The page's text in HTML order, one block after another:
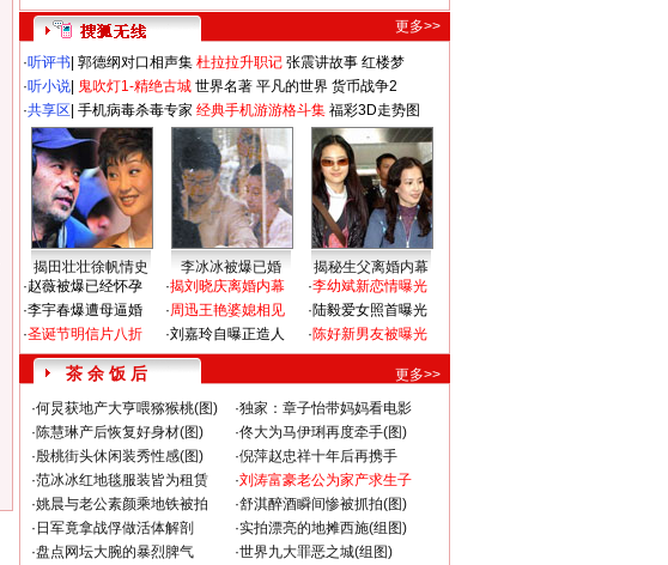
更多>>
·听评书 郭德纲对口相声集 杜拉拉升职记 张震讲故事 红楼梦
·听小说 鬼吹灯1-精绝古城 世界名著 平凡的世界 货币战争2
·共享区 手机病毒杀毒专家 经典手机游游格斗集 福彩3D走势图
揭田壮壮徐帆情史 李冰冰被爆已婚
揭秘生父离婚内幕
·赵薇被爆已经怀孕
·李宇春爆遭母逼婚
·圣诞节明信片八折
·揭刘晓庆离婚内幕
·周迅王艳婆媳相见
·刘嘉玲自曝正造人
·李幼斌新恋情曝光
·陆毅爱女照首曝光
·陈好新男友被曝光
茶 余 饭 后
更多>>
·何炅获地产大亨喂猕猴桃(图) ·独家：章子怡带妈妈看电影
·陈慧琳产后恢复好身材(图) ·佟大为马伊琍再度牵手(图)
·殷桃街头休闲装秀性感(图) ·倪萍赵忠祥十年后再携手
·范冰冰红地毯服装皆为租赁 ·刘涛富豪老公为家产求生子
·姚晨与老公素颜乘地铁被拍 ·舒淇醉酒瞬间惨被抓拍(图)
· 日军竟拿战俘做活体解剖 ·实拍漂亮的地摊西施(组图)
·盘点网坛大腕的暴烈脾气 ·世界九大罪恶之城(组图)